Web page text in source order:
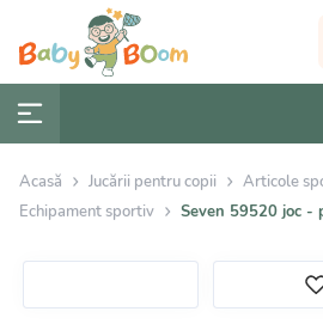
Acasă Jucării pentru copii
Articole
Echipament sportiv
Seven 59520 joc -